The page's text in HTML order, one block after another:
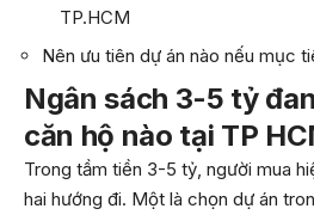
TP.HCM
Nên ưu tiên dự án nào nếu mục
Ngân sách 3-5 tỷ
căn hộ nào tại TP
Trong tầm tiền 3-5 tỷ, người mua
hai hướng đi. Một là chọn dự án